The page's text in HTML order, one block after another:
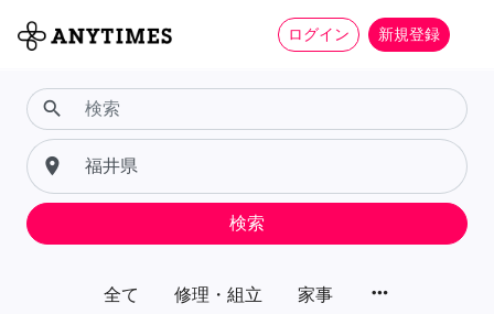
ログイン 新規登録
全て 修理・組立 家事 more_horiz
search
place
検索